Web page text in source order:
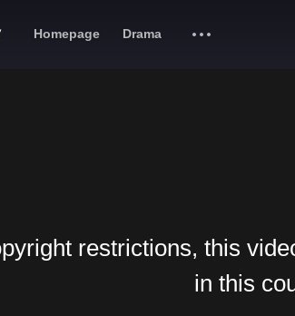
Homepage Drama
restrictions, this
in this